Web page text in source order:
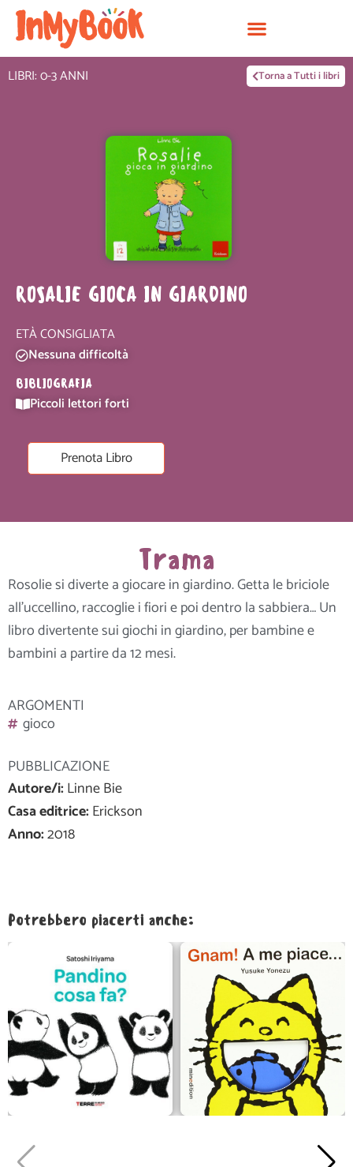
Vai
contenuto
LIBRI: 0-3 ANNI Torna a Tutti i libri
ROSALIE GIOCA IN GIARDINO
ETÀ CONSIGLIATA
Nessuna difficoltà
BIBLIOGRAFIA
Piccoli lettori forti
Prenota Libro
PUBBLICAZIONE
Autore/i:Linne Bie
Casa editrice:Erickson
Anno:2018
Trama
Rosolie si diverte a giocare in giardino. Getta le briciole
all’uccellino, raccoglie i fiori e poi dentro la sabbiera… Un
libro divertente sui giochi in giardino, per bambine e
bambini a partire da 12 mesi.
ARGOMENTI
gioco
Potrebbero piacerti anche: